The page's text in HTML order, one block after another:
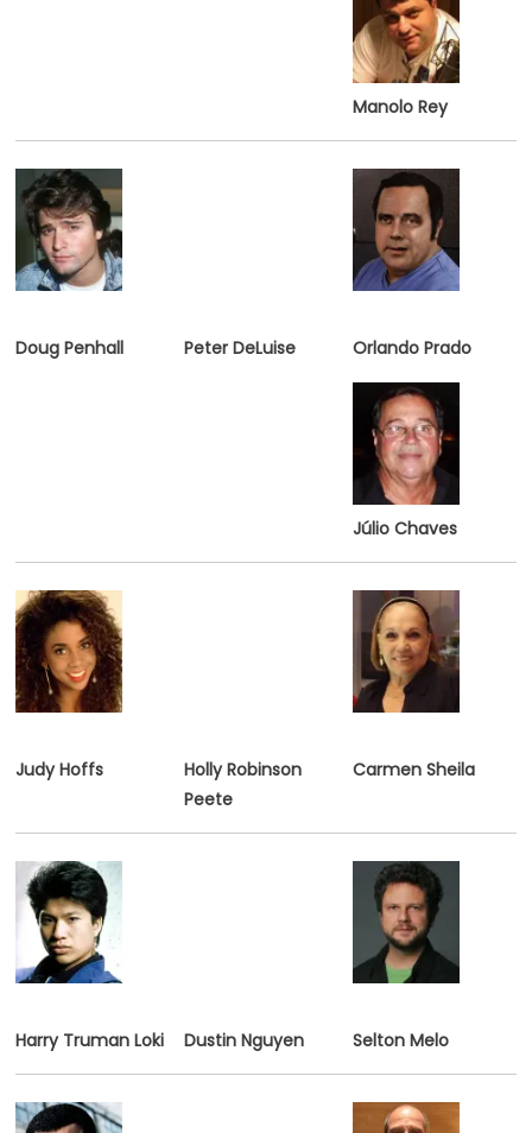
Manolo Rey
Doug Penhall Peter DeLuise Orlando Prado
Júlio Chaves
Judy Hoffs
Holly Robinson
Peete
Carmen Sheila
Harry Truman Loki Dustin Nguyen Selton Melo